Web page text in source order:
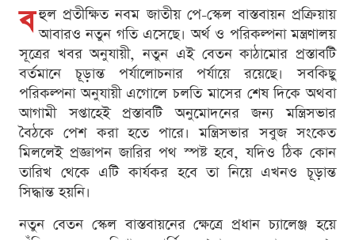
ব হুল প্রতীক্ষিত নবম জাতীয় পে-স্কেল বাস্তবায়ন প্রক্রিয়ায়
আবারও নতুন গতি এসেছে। অর্থ ও পরিকল্পনা মন্ত্রণালয়
সূত্রের খবর অনুযায়ী, নতুন এই বেতন কাঠামোর প্রস্তাবটি
বর্তমানে চূড়ান্ত পর্যালোচনার পর্যায়ে রয়েছে। সবকিছু
পরিকল্পনা অনুযায়ী এগোলে চলতি মাসের শেষ দিকে অথবা
আগামী সপ্তাহেই প্রস্তাবটি অনুমোদনের জন্য মন্ত্রিসভার
বৈঠকে পেশ করা হতে পারে। মন্ত্রিসভার সবুজ সংকেত
মিললেই প্রজ্ঞাপন জারির পথ স্পষ্ট হবে, যদিও ঠিক কোন
তারিখ থেকে এটি কার্যকর হবে তা নিয়ে এখনও চূড়ান্ত
সিদ্ধান্ত হয়নি।
নতুন বেতন স্কেল বাস্তবায়নের ক্ষেত্রে প্রধান চ্যালেঞ্জ হয়ে